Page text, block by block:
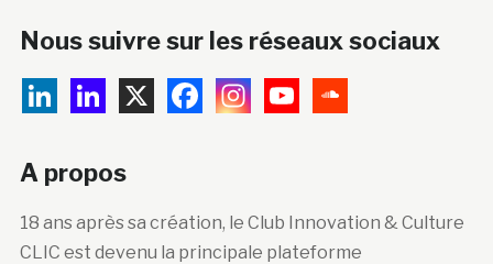
Nous suivre sur les réseaux sociaux
A propos
18 ans après sa création, le Club Innovation & Culture
CLIC est devenu la principale plateforme